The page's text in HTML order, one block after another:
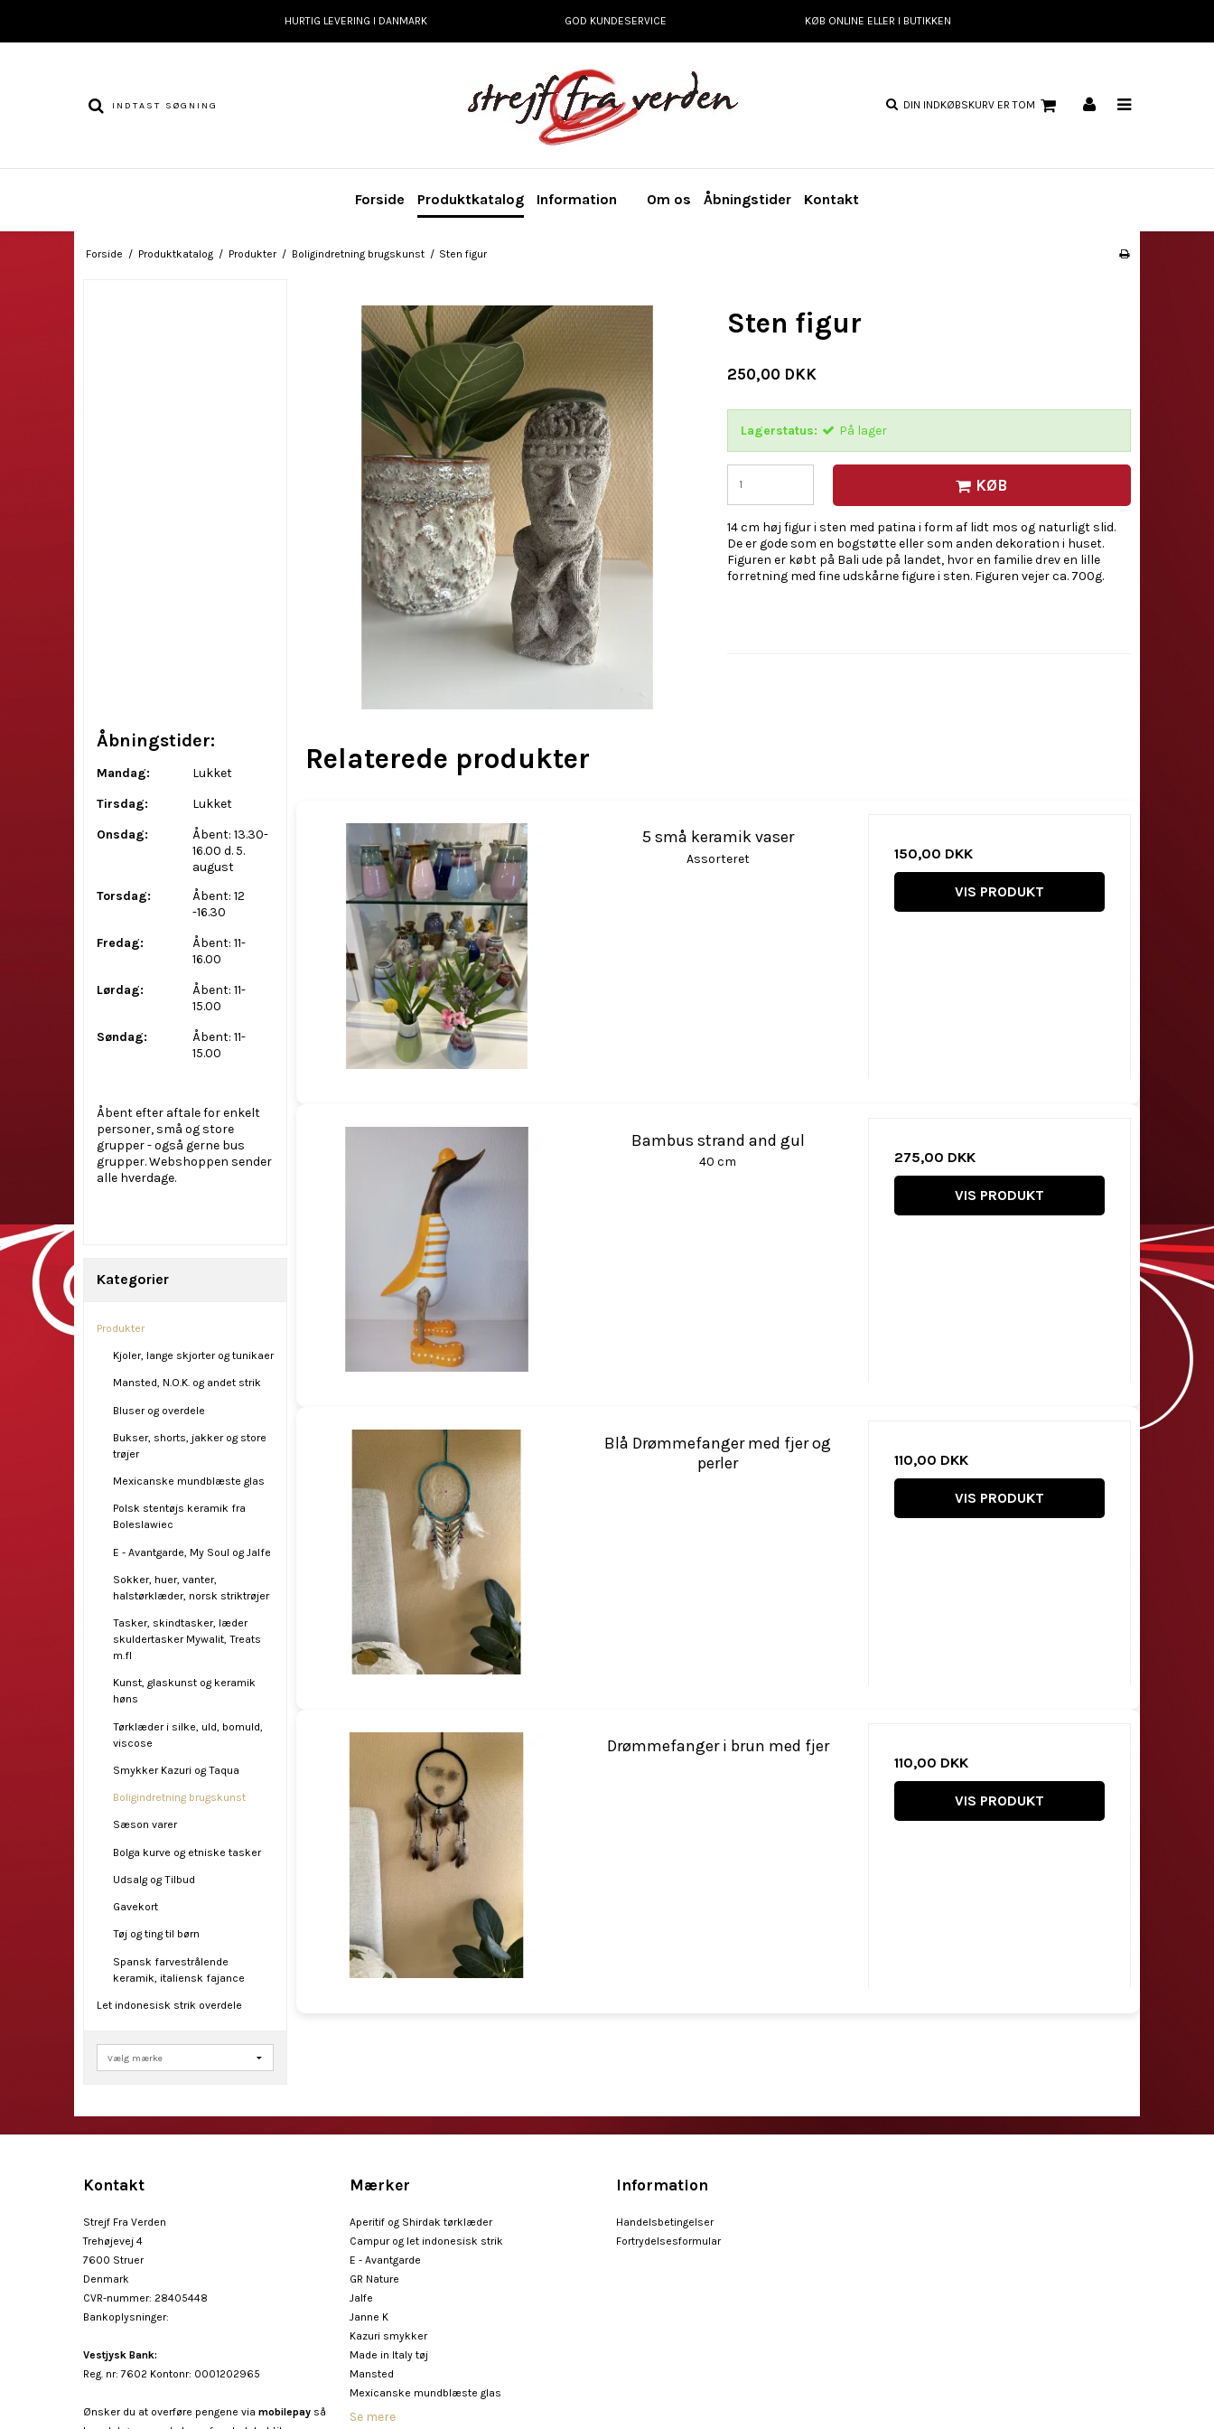
HURTIG LEVERING I DANMARK GOD KUNDESERVICE KØB ONLINE ELLER I BUTIKKEN
DIN INDKØBSKURV ER TOM
Forside Produktkatalog Information Om os Åbningstider Kontakt
Forside / Produktkatalog / Produkter / Boligindretning brugskunst / Sten figur
Åbningstider:
Mandag:
Lukket
Tirsdag:
Lukket
Onsdag:
Åbent: 13.30-
16.00 d. 5.
august
Torsdag:
Åbent: 12
-16.30
Fredag:
Åbent: 11-
16.00
Lørdag:
Åbent: 11-
15.00
Søndag:
Åbent: 11-
15.00
Åbent efter aftale for enkelt
personer, små og store
grupper - også gerne bus
grupper. Webshoppen sender
alle hverdage.
Kategorier
Produkter
Kjoler, lange skjorter og tunikaer
Mansted, N.O.K. og andet strik
Bluser og overdele
Bukser, shorts, jakker og store
trøjer
Mexicanske mundblæste glas
Polsk stentøjs keramik fra
Boleslawiec
E - Avantgarde, My Soul og Jalfe
Sokker, huer, vanter,
halstørklæder, norsk striktrøjer
Tasker, skindtasker, læder
skuldertasker Mywalit, Treats
m.fl
Kunst, glaskunst og keramik
høns
Tørklæder i silke, uld, bomuld,
viscose
Smykker Kazuri og Taqua
Boligindretning brugskunst
Sæson varer
Bolga kurve og etniske tasker
Udsalg og Tilbud
Gavekort
Tøj og ting til børn
Spansk farvestrålende
keramik, italiensk fajance
Let indonesisk strik overdele
Sten figur
250,00 DKK
Lagerstatus: På lager
KØB
14 cm høj figur i sten med patina i form af lidt mos og naturligt slid.
De er gode som en bogstøtte eller som anden dekoration i huset.
Figuren er købt på Bali ude på landet, hvor en familie drev en lille
forretning med fine udskårne figure i sten. Figuren vejer ca. 700g.
Relaterede produkter
5 små keramik vaser
Assorteret 150,00 DKK
VIS PRODUKT
Bambus strand and gul
40 cm 275,00 DKK
VIS PRODUKT
Blå Drømmefanger med fjer og
perler
110,00 DKK
VIS PRODUKT
Drømmefanger i brun med fjer
110,00 DKK
VIS PRODUKT
Kontakt
Strejf Fra Verden
Trehøjevej 4
7600 Struer
Denmark
CVR-nummer: 28405448
Bankoplysninger:
Vestjysk Bank:
Reg. nr: 7602 Kontonr: 0001202965
Ønsker du at overføre pengene via mobilepay så
Mærker
Aperitif og Shirdak tørklæder
Campur og let indonesisk strik
E - Avantgarde
GR Nature
Jalfe
Janne K
Kazuri smykker
Made in Italy tøj
Mansted
Mexicanske mundblæste glas
Se mere
Information
Handelsbetingelser
Fortrydelsesformular